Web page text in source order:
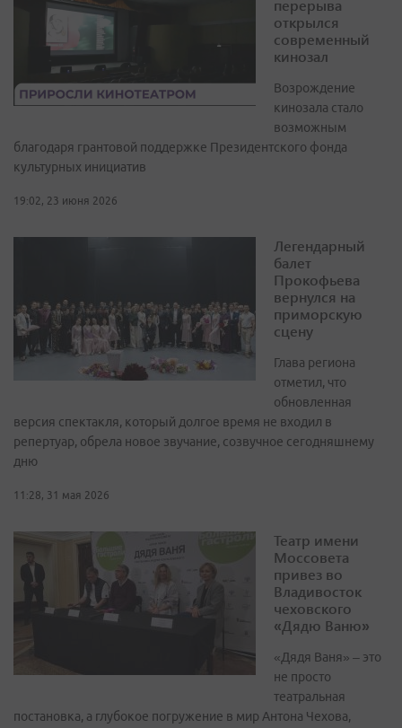
перерыва
открылся
современный
кинозал
Возрождение
кинозала стало
возможным
благодаря грантовой поддержке Президентского фонда
культурных инициатив
19:02, 23 июня 2026
Легендарный
балет
Прокофьева
вернулся на
приморскую
сцену
Глава региона
отметил, что
обновленная
версия спектакля, который долгое время не входил в
репертуар, обрела новое звучание, созвучное сегодняшнему
дню
11:28, 31 мая 2026
Театр имени
Моссовета
привез во
Владивосток
чеховского
«Дядю Ваню»
«Дядя Ваня» – это
не просто
театральная
постановка, а глубокое погружение в мир Антона Чехова,